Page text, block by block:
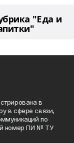
"Еда и
в
в сфере связи,
по
номер ПИ № ТУ